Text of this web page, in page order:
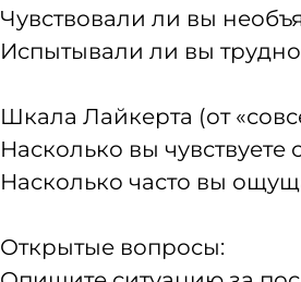
Чувствовали ли вы
Испытывали ли вы
Шкала Лайкерта (от
Насколько вы
Насколько часто вы
Открытые вопросы: